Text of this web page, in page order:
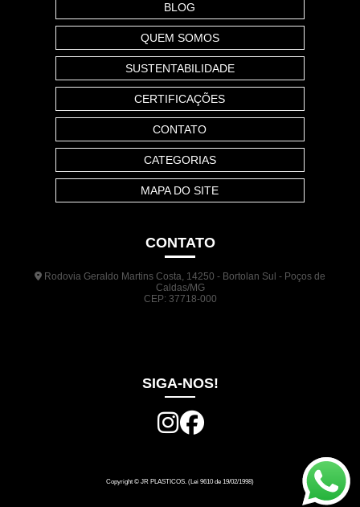
BLOG
QUEM SOMOS
SUSTENTABILIDADE
CERTIFICAÇÕES
CONTATO
CATEGORIAS
MAPA DO SITE
CONTATO
Rodovia Geraldo Martins Costa, 14250 - Bortolan Sul - Poços de
Caldas/MG
CEP: 37718-000
SIGA-NOS!
Copyright © JR PLASTICOS. (Lei 9610 de 19/02/1998)